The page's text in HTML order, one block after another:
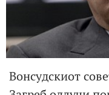
Вонсудскиот